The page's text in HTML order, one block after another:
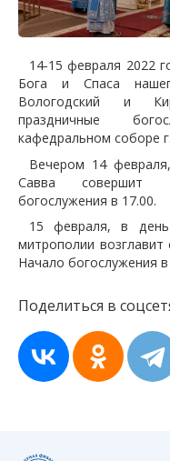
14-15 февраля 2022
Бога и Спаса
Вологодский и
праздничные
кафедральном соборе
Вечером 14
Савва совершит
богослужения в 17.00.
15 февраля, в день
митрополии
Начало богослужения в
Поделиться в